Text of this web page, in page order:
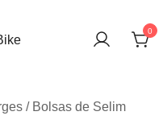
0
/ Bolsas de Selim